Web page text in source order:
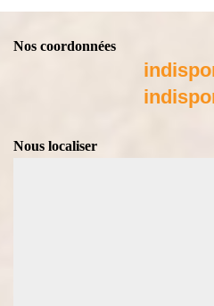
Nos coordonnées
Nous localiser